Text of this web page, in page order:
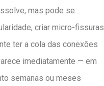
mas pode se
criar micro-fissuras
ter a cola das conexões
imediatamente — em
semanas ou meses